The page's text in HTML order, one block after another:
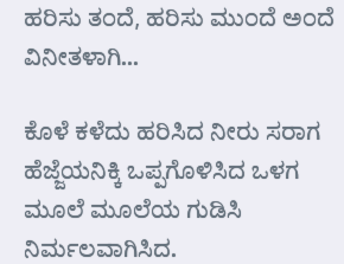
ಹರಿಸು ತಂದೆ, ಹರಿಸು ಮುಂದೆ ಅಂದೆ
ವಿನೀತಳಾಗಿ…
ಕೊಳೆ ಕಳೆದು ಹರಿಸಿದ ನೀರು ಸರಾಗ
ಹೆಜ್ಜೆಯನಿಕ್ಕಿ ಒಪ್ಪಗೊಳಿಸಿದ ಒಳಗ
ಮೂಲೆ ಮೂಲೆಯ ಗುಡಿಸಿ
ನಿರ್ಮಲವಾಗಿಸಿದ.